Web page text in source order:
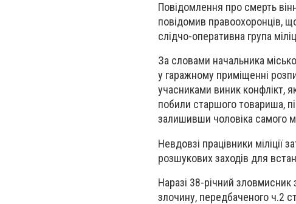
Повідомлення про смерть
повідомив правоохоронців,
слідчо-оперативна група
За словами начальника
у гаражному приміщенні
учасниками виник конфлікт,
побили старшого товариша,
залишивши чоловіка самого
Невдовзі працівники
розшукових заходів для
Наразі 38-річний
злочину, передбаченого ч.2